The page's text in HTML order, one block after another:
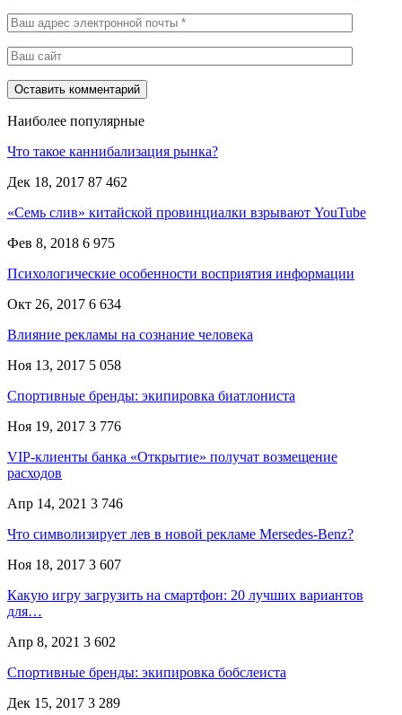
Наиболее популярные
Что такое каннибализация рынка?
Дек 18, 2017 87 462
«Семь слив» китайской провинциалки взрывают YouTube
Фев 8, 2018 6 975
Психологические особенности восприятия информации
Окт 26, 2017 6 634
Влияние рекламы на сознание человека
Ноя 13, 2017 5 058
Спортивные бренды: экипировка биатлониста
Ноя 19, 2017 3 776
VIP-клиенты банка «Открытие» получат возмещение
расходов
Апр 14, 2021 3 746
Что символизирует лев в новой рекламе Mersedes-Benz?
Ноя 18, 2017 3 607
Какую игру загрузить на смартфон: 20 лучших вариантов
для…
Апр 8, 2021 3 602
Спортивные бренды: экипировка бобслеиста
Дек 15, 2017 3 289